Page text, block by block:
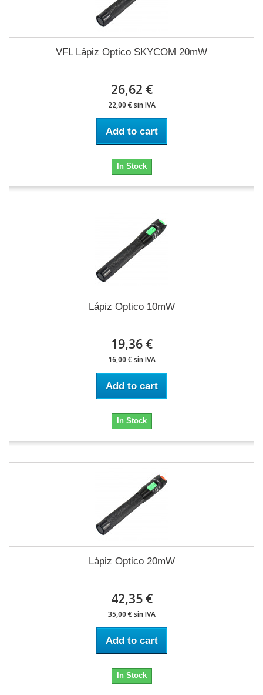
VFL Lápiz Optico SKYCOM 20mW
26,62 €
22,00 € sin IVA
Add to cart
In Stock
Lápiz Optico 10mW
19,36 €
16,00 € sin IVA
Add to cart
In Stock
Lápiz Optico 20mW
42,35 €
35,00 € sin IVA
Add to cart
In Stock